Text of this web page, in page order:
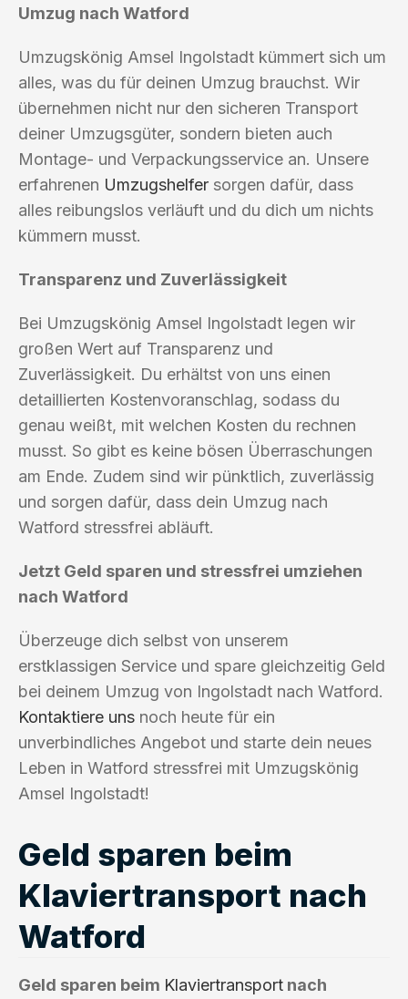
Umzug nach Watford
Umzugskönig Amsel Ingolstadt kümmert sich um
alles, was du für deinen Umzug brauchst. Wir
übernehmen nicht nur den sicheren Transport
deiner Umzugsgüter, sondern bieten auch
Montage- und Verpackungsservice an. Unsere
erfahrenen Umzugshelfer sorgen dafür, dass
alles reibungslos verläuft und du dich um nichts
kümmern musst.
Transparenz und Zuverlässigkeit
Bei Umzugskönig Amsel Ingolstadt legen wir
großen Wert auf Transparenz und
Zuverlässigkeit. Du erhältst von uns einen
detaillierten Kostenvoranschlag, sodass du
genau weißt, mit welchen Kosten du rechnen
musst. So gibt es keine bösen Überraschungen
am Ende. Zudem sind wir pünktlich, zuverlässig
und sorgen dafür, dass dein Umzug nach
Watford stressfrei abläuft.
Jetzt Geld sparen und stressfrei umziehen
nach Watford
Überzeuge dich selbst von unserem
erstklassigen Service und spare gleichzeitig Geld
bei deinem Umzug von Ingolstadt nach Watford.
Kontaktiere uns noch heute für ein
unverbindliches Angebot und starte dein neues
Leben in Watford stressfrei mit Umzugskönig
Amsel Ingolstadt!
Geld sparen beim
Klaviertransport nach
Watford
Geld sparen beim Klaviertransport nach